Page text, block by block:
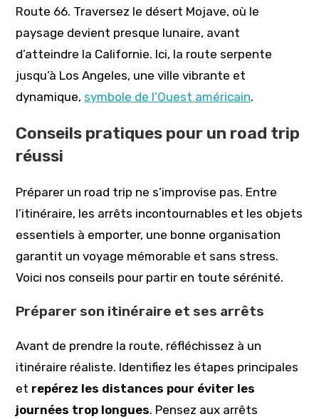
Route 66. Traversez le désert Mojave, où le
paysage devient presque lunaire, avant
d’atteindre la Californie. Ici, la route serpente
jusqu’à Los Angeles, une ville vibrante et
dynamique, symbole de l’Ouest américain.
Conseils pratiques pour un road trip
réussi
Préparer un road trip ne s’improvise pas. Entre
l’itinéraire, les arrêts incontournables et les objets
essentiels à emporter, une bonne organisation
garantit un voyage mémorable et sans stress.
Voici nos conseils pour partir en toute sérénité.
Préparer son itinéraire et ses arrêts
Avant de prendre la route, réfléchissez à un
itinéraire réaliste. Identifiez les étapes principales
et repérez les distances pour éviter les
journées trop longues. Pensez aux arrêts